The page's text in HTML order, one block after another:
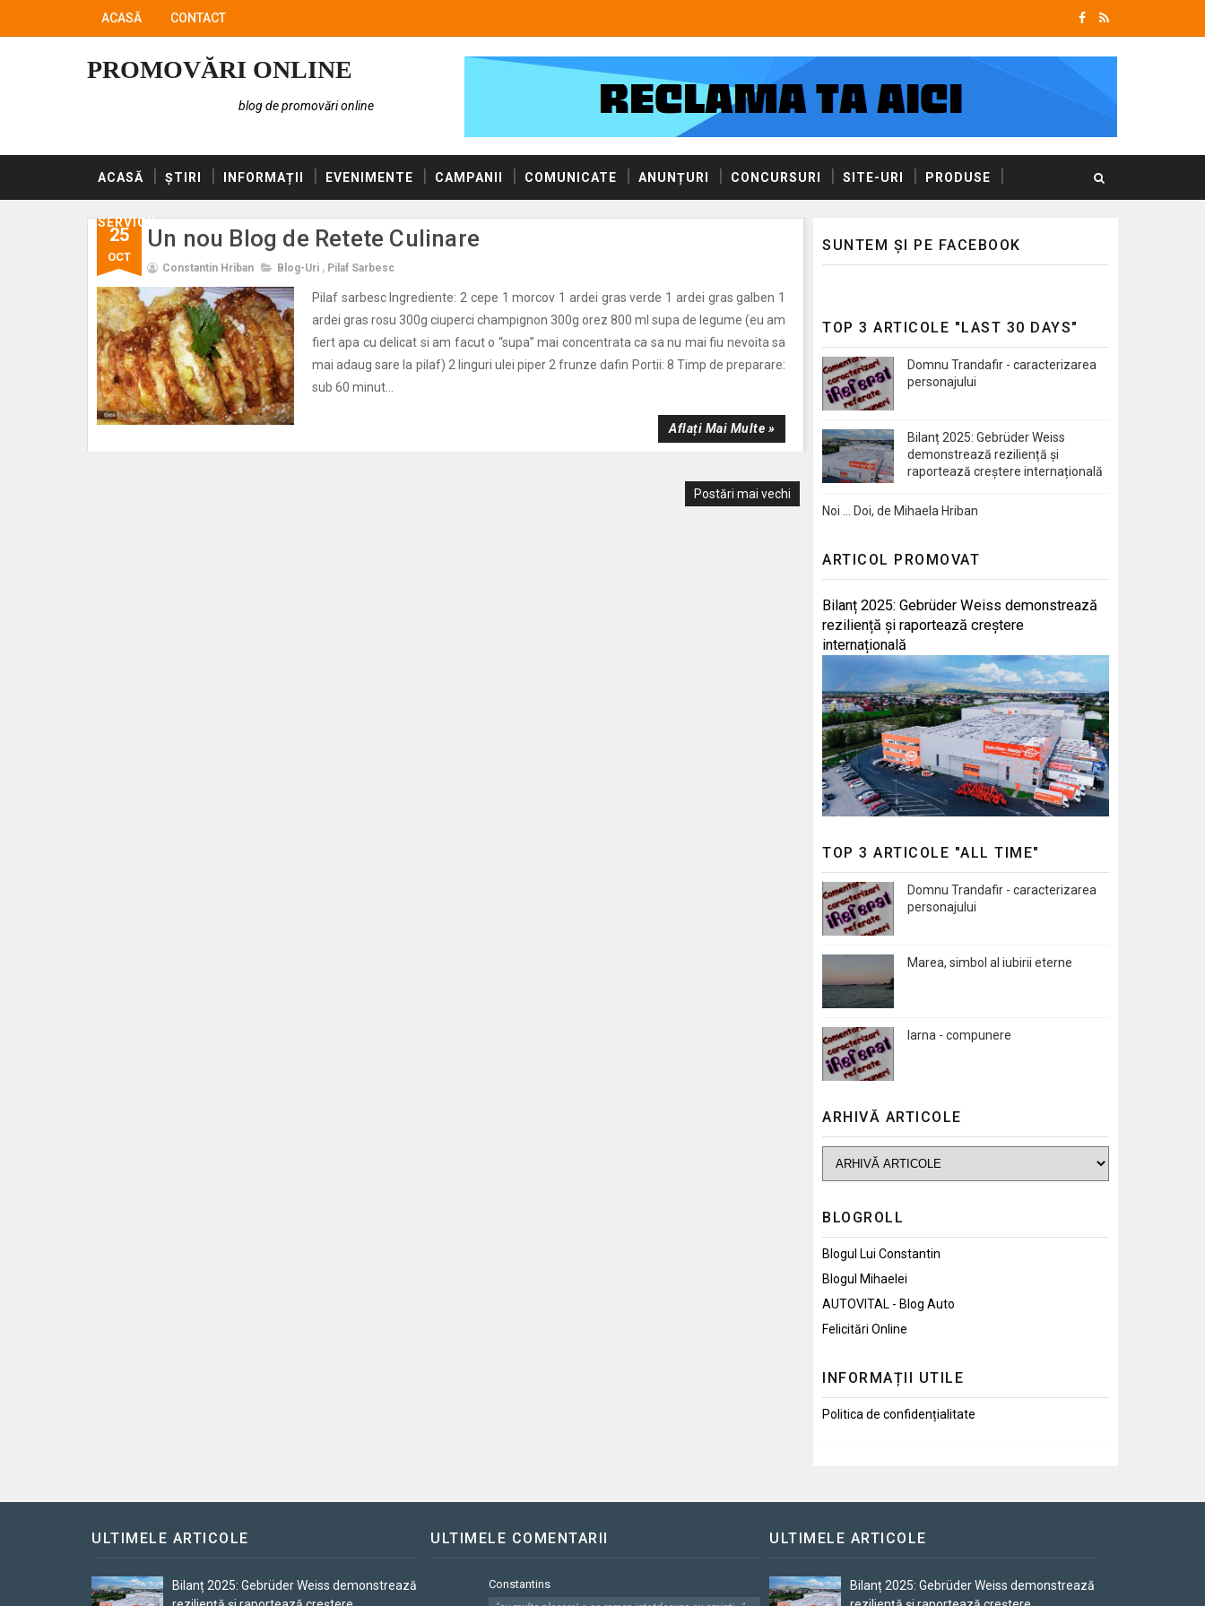
ACASĂ CONTACT
PROMOVĂRI ONLINE
blog de promovări online
ACASĂ ȘTIRI INFORMAȚII EVENIMENTE CAMPANII COMUNICATE ANUNȚURI CONCURSURI SITE-URI PRODUSE
SERVICII
25
OCT
Un nou Blog de Retete Culinare
Constantin Hriban Blog-Uri , Pilaf Sarbesc
Pilaf sarbesc Ingrediente: 2 cepe 1 morcov 1 ardei gras verde 1 ardei gras galben 1
ardei gras rosu 300g ciuperci champignon 300g orez 800 ml supa de legume (eu am
fiert apa cu delicat si am facut o “supa” mai concentrata ca sa nu mai fiu nevoita sa
mai adaug sare la pilaf) 2 linguri ulei piper 2 frunze dafin Portii: 8 Timp de preparare:
sub 60 minut...
Aflați Mai Multe »
Postări mai vechi
SUNTEM ȘI PE FACEBOOK
TOP 3 ARTICOLE "LAST 30 DAYS"
Domnu Trandafir - caracterizarea
personajului
Bilanț 2025: Gebrüder Weiss
demonstrează reziliență și
raportează creștere internațională
Noi … Doi, de Mihaela Hriban
ARTICOL PROMOVAT
Bilanț 2025: Gebrüder Weiss demonstrează
reziliență și raportează creștere
internațională
TOP 3 ARTICOLE "ALL TIME"
Domnu Trandafir - caracterizarea
personajului
Marea, simbol al iubirii eterne
Iarna - compunere
ARHIVĂ ARTICOLE
BLOGROLL
Blogul Lui Constantin
Blogul Mihaelei
AUTOVITAL - Blog Auto
Felicitări Online
INFORMAȚII UTILE
Politica de confidențialitate
ULTIMELE ARTICOLE
Bilanț 2025: Gebrüder Weiss demonstrează
ULTIMELE COMENTARII
Constantins
ULTIMELE ARTICOLE
Bilanț 2025: Gebrüder Weiss demonstrează